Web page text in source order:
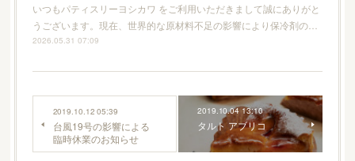
いつもパティスリーヨシカワ をご利用いただきまして誠にありがと
うございます。現在、世界的な原材料不足の影響により保冷剤の…
2026.05.31 07:09
2019.10.12 05:39
台風19号の影響による
臨時休業のお知らせ
2019.10.04 13:10
タルト アブリコ